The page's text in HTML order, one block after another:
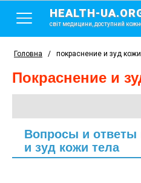
HEALTH-
світ медицини, доступний
Головна / покраснение и зуд
покраснение и
Вопросы и ответы
и зуд кожи тела